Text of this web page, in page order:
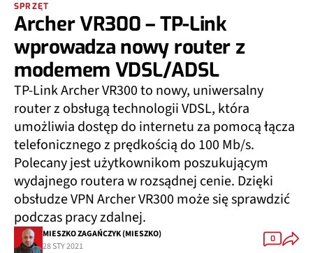
SPRZĘT
Archer VR300 – TP-Link
wprowadza nowy router z
modemem VDSL/ADSL
TP-Link Archer VR300 to nowy, uniwersalny
router z obsługą technologii VDSL, która
umożliwia dostęp do internetu za pomocą łącza
telefonicznego z prędkością do 100 Mb/s.
Polecany jest użytkownikom poszukującym
wydajnego routera w rozsądnej cenie. Dzięki
obsłudze VPN Archer VR300 może się sprawdzić
podczas pracy zdalnej.
MIESZKO ZAGAŃCZYK (MIESZKO)
28 STY 2021
0